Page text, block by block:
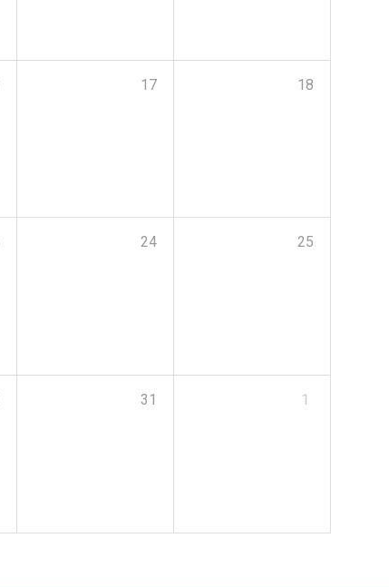
17 18
24 25
31 1